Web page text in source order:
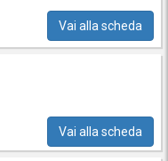
Vai alla scheda
Vai alla scheda